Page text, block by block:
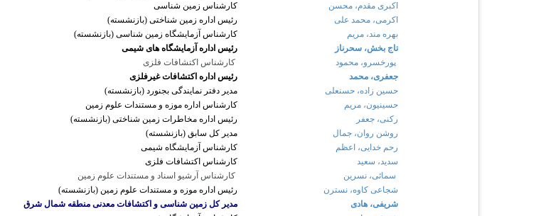
اکبری مقدم، محسن
کارشناس زمین شناسی
اکرمی، محمد علی
رئیس اداره زمین شناختی (بازنشسته)
بهره مند، مریم
کارشناس آزمایشگاه زمین شناسی (بازنشسته)
تاج بخش، سحرناز
رئیس اداره آزمایشگاه های شیمی
پورخسرو، محمود
کارشناس اکتشافات فلزی
جعفری، محمد
رئیس اداره اکتشافات غیرفلزی
حسین زاده، حسنعلی
مدیر دفتر نمایندگی بجنورد (بازنشسته)
حسینیون، مریم
کارشناس اداره موزه و مستندات علوم زمین
رکنی، جعفر
رئیس اداره مخاطرات زمین شناختی (بازنشسته)
روشن روان، جمال
مدیر کل سابق (بازنشسته)
رحم خدایی، اعظم
کارشناس آزمایشگاه شیمی
سدید، سعید
کارشناس اکتشافات فلزی
سمائی، نسرین
کارشناس آرشیو اسناد و مستندات علوم زمین
شجاعی کاوه، نسترن
رئیس اداره موزه و مستندات علوم زمین (بازنشسته)
شریفی، هادی
مدیر کل زمین شناسی و اکتشافات معدنی منطقه شمال شرق